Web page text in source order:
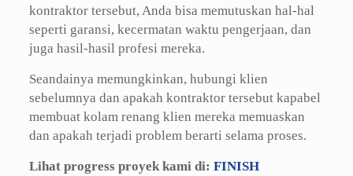
kontraktor tersebut, Anda bisa memutuskan hal-hal
seperti garansi, kecermatan waktu pengerjaan, dan
juga hasil-hasil profesi mereka.
Seandainya memungkinkan, hubungi klien
sebelumnya dan apakah kontraktor tersebut kapabel
membuat kolam renang klien mereka memuaskan
dan apakah terjadi problem berarti selama proses.
Lihat progress proyek kami di: FINISH